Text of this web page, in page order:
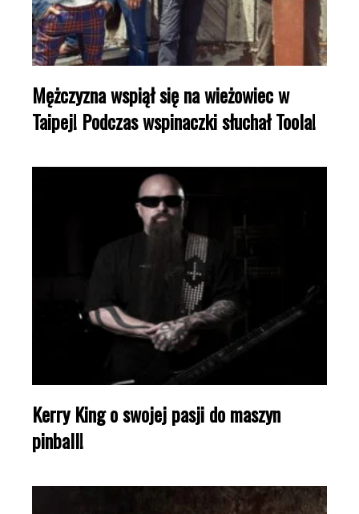
Mężczyzna wspiął się na wieżowiec w
Taipej! Podczas wspinaczki słuchał Toola!
Kerry King o swojej pasji do maszyn
pinball!